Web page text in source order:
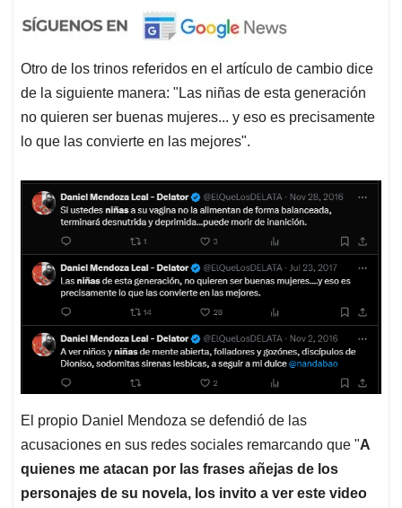
Otro de los trinos referidos en el artículo de cambio dice
de la siguiente manera: "Las niñas de esta generación
no quieren ser buenas mujeres... y eso es precisamente
lo que las convierte en las mejores".
El propio Daniel Mendoza se defendió de las
acusaciones en sus redes sociales remarcando que "A
quienes me atacan por las frases añejas de los
personajes de su novela, los invito a ver este video